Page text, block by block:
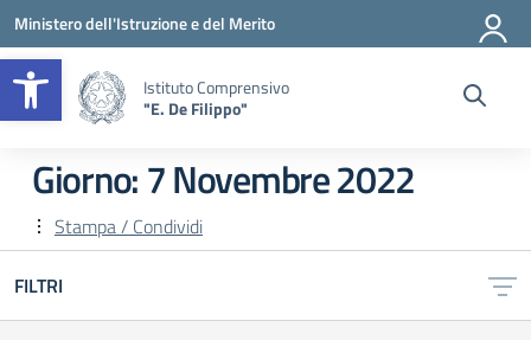
Apri la barra degli strumenti
Vai ai contenuti
Vai al menu di navigazione
Vai al footer
Ministero dell'Istruzione e del Merito
Istituto Comprensivo
"E. De Filippo"
Giorno:7 Novembre 2022
Stampa / Condividi
FILTRI